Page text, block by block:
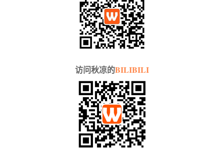
访问秋凉的BILIBILI